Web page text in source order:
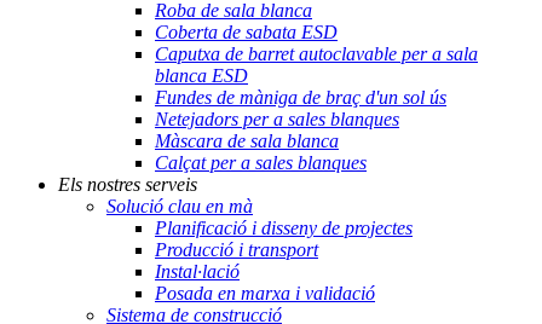
Roba de sala blanca
Coberta de sabata ESD
Caputxa de barret autoclavable per a sala
blanca ESD
Fundes de màniga de braç d'un sol ús
Netejadors per a sales blanques
Màscara de sala blanca
Calçat per a sales blanques
Els nostres serveis
Solució clau en mà
Planificació i disseny de projectes
Producció i transport
Instal·lació
Posada en marxa i validació
Sistema de construcció